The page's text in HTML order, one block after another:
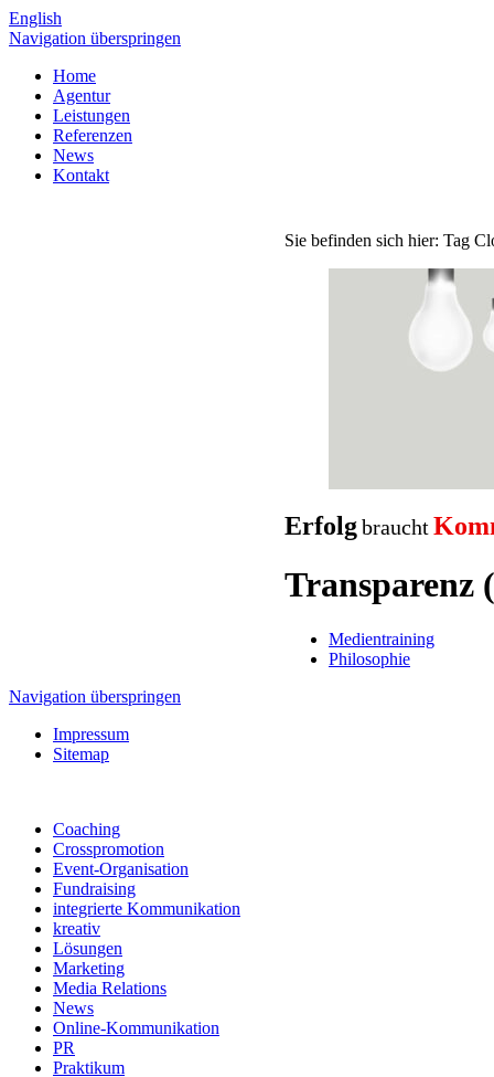
English
Navigation überspringen
Home
Agentur
Leistungen
Referenzen
News
Kontakt
Sie befinden sich hier: Tag
Erfolgbraucht
Transparenz
Medientraining
Philosophie
Navigation überspringen
Impressum
Sitemap
Coaching
Crosspromotion
Event-Organisation
Fundraising
integrierte Kommunikation
kreativ
Lösungen
Marketing
Media Relations
News
Online-Kommunikation
PR
Praktikum